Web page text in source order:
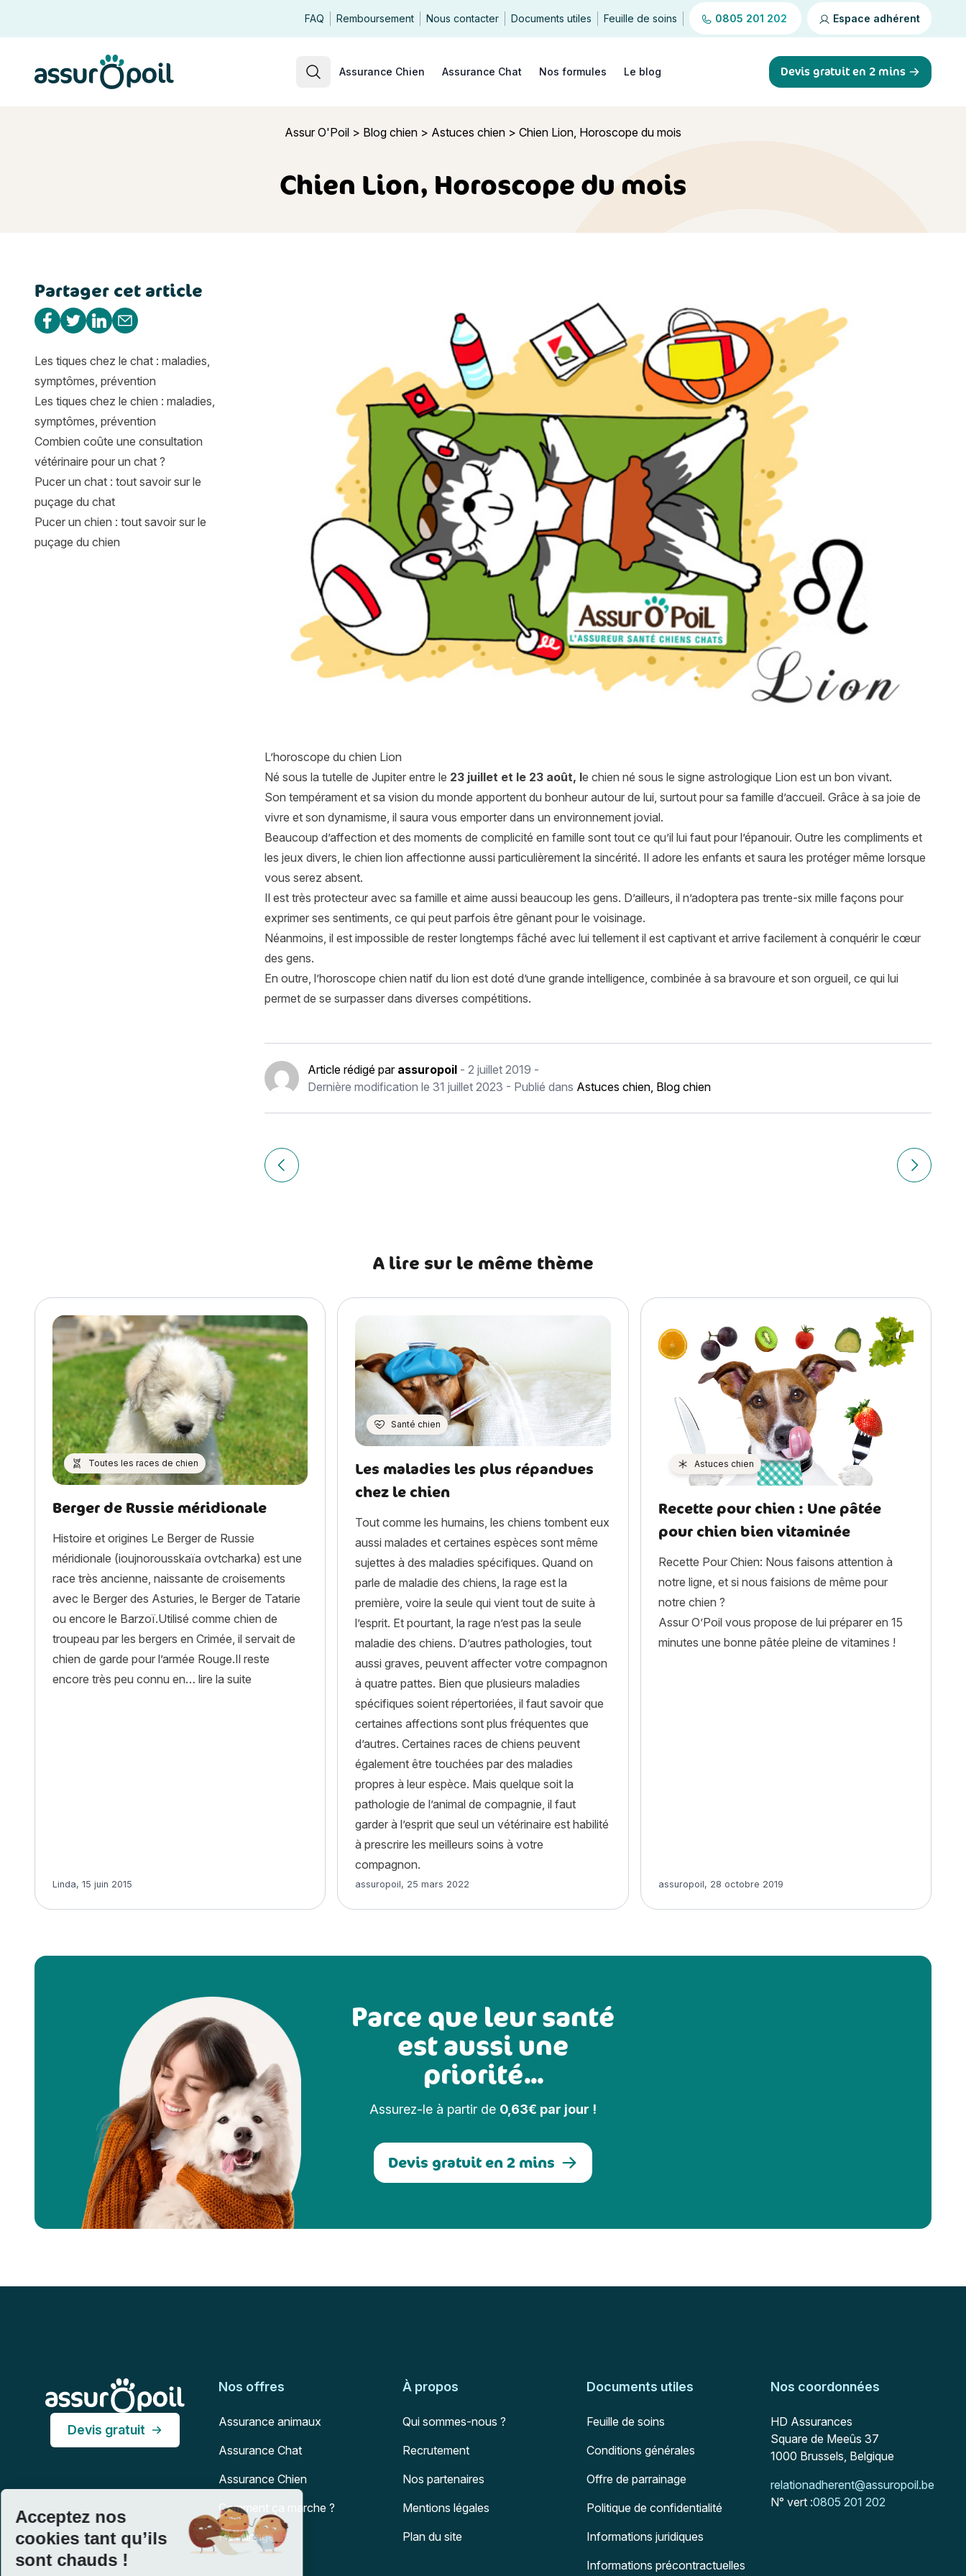
FAQ Remboursement Nous contacter Documents utiles Feuille de soins 0805 201 202 Espace adhérent
Rechercher
Assurance Chien Assurance Chat Nos formules Le blog Devis gratuit en 2 mins
Assur O'Poil > Blog chien > Astuces chien > Chien Lion, Horoscope du mois
Chien Lion, Horoscope du mois
L’horoscope du chien Lion
Né sous la tutelle de Jupiter entre le 23 juillet et le 23 août, le chien né sous le signe astrologique Lion est un bon vivant.
Son tempérament et sa vision du monde apportent du bonheur autour de lui, surtout pour sa famille d’accueil. Grâce à sa joie de
vivre et son dynamisme, il saura vous emporter dans un environnement jovial.
Beaucoup d’affection et des moments de complicité en famille sont tout ce qu’il lui faut pour l’épanouir. Outre les compliments et
les jeux divers, le chien lion affectionne aussi particulièrement la sincérité. Il adore les enfants et saura les protéger même lorsque
vous serez absent.
Il est très protecteur avec sa famille et aime aussi beaucoup les gens. D’ailleurs, il n’adoptera pas trente-six mille façons pour
exprimer ses sentiments, ce qui peut parfois être gênant pour le voisinage.
Néanmoins, il est impossible de rester longtemps fâché avec lui tellement il est captivant et arrive facilement à conquérir le cœur
des gens.
En outre, l’horoscope chien natif du lion est doté d’une grande intelligence, combinée à sa bravoure et son orgueil, ce qui lui
permet de se surpasser dans diverses compétitions.
Article rédigé par assuropoil - 2 juillet 2019 -
Dernière modification le 31 juillet 2023 - Publié dans Astuces chien Blog chien
Navigation
de
Article précédent Fabriquer un jouet pour chien : Le scoubidou en tissu Article
Partager cet article
Partager sur Facebook
Partager sur Twitter
Partager sur Linkedin
Partager par e-mail
Les tiques chez le chat : maladies,
symptômes, prévention
Les tiques chez le chien : maladies,
symptômes, prévention
Combien coûte une consultation
vétérinaire pour un chat ?
Pucer un chat : tout savoir sur le
puçage du chat
Pucer un chien : tout savoir sur le
puçage du chien
A lire sur le même thème
Toutes les races de chien
Berger de Russie méridionale
Histoire et origines Le Berger de Russie
méridionale (ioujnorousskaïa ovtcharka) est une
race très ancienne, naissante de croisements
avec le Berger des Asturies, le Berger de Tatarie
ou encore le Barzoï.Utilisé comme chien de
troupeau par les bergers en Crimée, il servait de
chien de garde pour l’armée Rouge.Il reste
encore très peu connu en… lire la suite « Berger de Russie méridionale »
Article rédigé par
Linda, 15 juin 2015
Santé chien
Les maladies les plus répandues
chez le chien
Tout comme les humains, les chiens tombent eux
aussi malades et certaines espèces sont même
sujettes à des maladies spécifiques. Quand on
parle de maladie des chiens, la rage est la
première, voire la seule qui vient tout de suite à
l’esprit. Et pourtant, la rage n’est pas la seule
maladie des chiens. D’autres pathologies, tout
aussi graves, peuvent affecter votre compagnon
à quatre pattes. Bien que plusieurs maladies
spécifiques soient répertoriées, il faut savoir que
certaines affections sont plus fréquentes que
d’autres. Certaines races de chiens peuvent
également être touchées par des maladies
propres à leur espèce. Mais quelque soit la
pathologie de l’animal de compagnie, il faut
garder à l’esprit que seul un vétérinaire est habilité
à prescrire les meilleurs soins à votre
compagnon.
Article rédigé par
assuropoil, 25 mars 2022
Astuces chien
Recette pour chien : Une pâtée
pour chien bien vitaminée
Recette Pour Chien: Nous faisons attention à
notre ligne, et si nous faisions de même pour
notre chien ?
Assur O’Poil vous propose de lui préparer en 15
minutes une bonne pâtée pleine de vitamines !
Article rédigé par
assuropoil, 28 octobre 2019
Parce que leur santé
est aussi une
priorité...
Assurez-le à partir de 0,63€ par jour !
Devis gratuit en 2 mins
Devis gratuit
Nos offres
Assurance animaux
Assurance Chat
Assurance Chien
Comment ça marche ?
Parrainage
À propos
Qui sommes-nous ?
Recrutement
Nos partenaires
Mentions légales
Plan du site
Documents utiles
Feuille de soins
Conditions générales
Offre de parrainage
Politique de confidentialité
Informations juridiques
Informations précontractuelles
Nos coordonnées
Adresse postale
HD Assurances
Square de Meeûs 37
1000 Brussels, Belgique
Mail :
relationadherent@assuropoil.be
N° vert :0805 201 202